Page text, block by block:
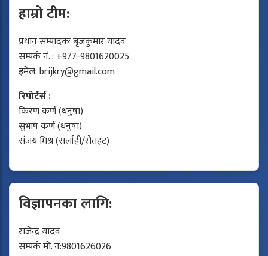
हाम्रो टीम:
प्रधान सम्पादकः बृजकुमार यादव
सम्पर्क नं. : +977-9801620025
इमेल:brijkry@gmail.com
रिपोर्टर्स :
किरण कर्ण (धनुषा)
सुभाष कर्ण (धनुषा)
संजय मिश्र (सर्लाही/रौतहट)
विज्ञापनका लागि:
राजेन्द्र यादव
सम्पर्क मो. नं:9801626026